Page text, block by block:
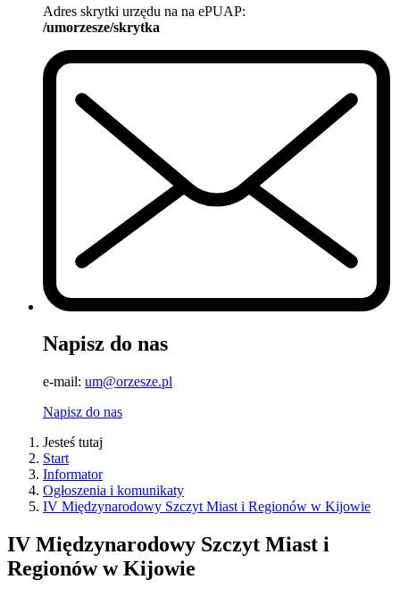
Adres skrytki urzędu na na ePUAP:
/umorzesze/skrytka
Napisz do nas
e-mail: um@orzesze.pl
Napisz do nas
Jesteś tutaj
Start
Informator
Ogłoszenia i komunikaty
IV Międzynarodowy Szczyt Miast i Regionów w Kijowie
IV Międzynarodowy Szczyt Miast i
Regionów w Kijowie